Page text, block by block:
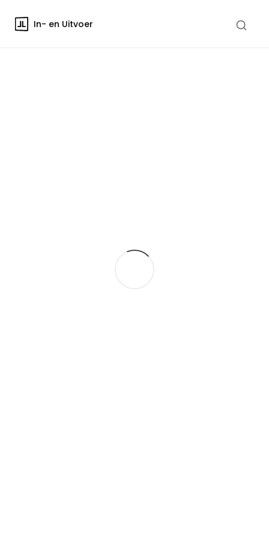
In- en Uitvoer